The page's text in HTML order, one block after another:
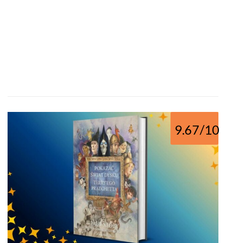
9.67/10